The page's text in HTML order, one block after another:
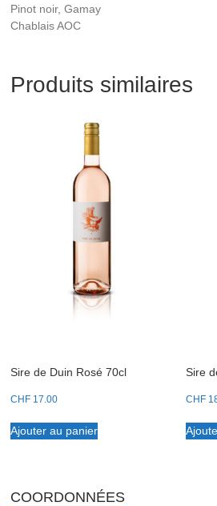
Pinot noir, Gamay
Chablais AOC
Produits similaires
Sire de Duin Rosé 70cl
CHF 17.00
Ajouter au panier
Sire
CHF
COORDONNÉES